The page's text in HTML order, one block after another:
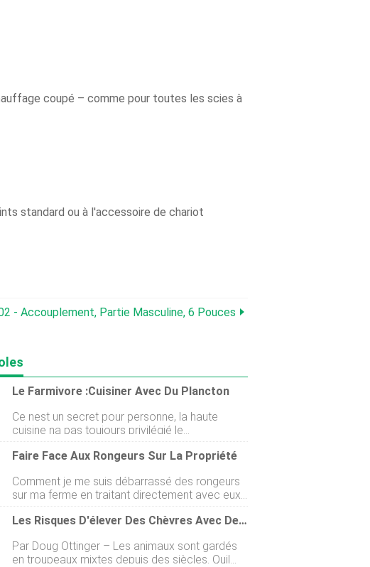
coupé – comme pour toutes les scies à
standard ou à l'accessoire de chariot
- Accouplement, Partie Masculine, 6 Pouces
Le Farmivore :cuisiner Avec Du Plancton
Ce nest un secret pour personne, la haute
cuisine na pas toujours privilégié le
développement durable. Les restaurants les
plus célèbres au monde ont tendance à se
à la morosité environnementale - des oasis
momentanées où quelques âmes chanceuses
peuvent profiter dun peu dindulgence bon
enfant. Lexpression la plus claire de ce point de
vue est peut-être celle de Thomas Keller, le
chef légendaire de The French Laundry et Per
Faire Face Aux Rongeurs Sur La Propriété
Comment je me suis débarrassé des rongeurs
sur ma ferme en traitant directement avec eux
et en prenant des décisions difficiles. Cela
arrive aux gens plus souvent que vous ne le
veut en parler. Les rongeurs sont considérés
comme sales, et ils le sont, mais ils font
Les Risques D'élever Des Chèvres Avec Des Poulets
Par Doug Ottinger – Les animaux sont gardés
en troupeaux mixtes depuis des siècles. Quil